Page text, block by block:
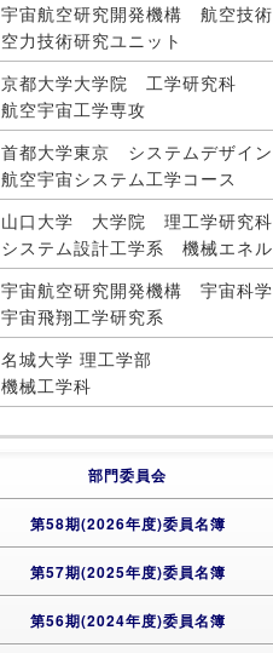
宇宙航空研究開発機構 航空技
空力技術研究ユニット
京都大学大学院 工学研究科
航空宇宙工学専攻
首都大学東京 システムデザイ
航空宇宙システム工学コース
山口大学 大学院 理工学研究科
システム設計工学系 機械エネ
宇宙航空研究開発機構 宇宙科
宇宙飛翔工学研究系
名城大学 理工学部
機械工学科
部門委員会
第58期(2026年度)委員名簿
第57期(2025年度)委員名簿
第56期(2024年度)委員名簿